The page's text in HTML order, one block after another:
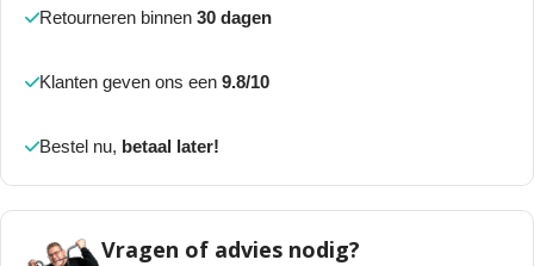
Retourneren binnen 30 dagen
Klanten geven ons een 9.8/10
Bestel nu, betaal later!
Vragen of advies nodig?